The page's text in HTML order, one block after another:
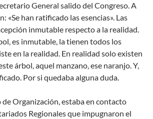
General salido del Congreso. A
«Se han ratificado las esencias». Las
inmutable respecto a la realidad.
es inmutable, la tienen todos los
en la realidad. En realidad solo existen
árbol, aquel manzano, ese naranjo. Y,
Por si quedaba alguna duda.
de Organización, estaba en contacto
Regionales que impugnaron el